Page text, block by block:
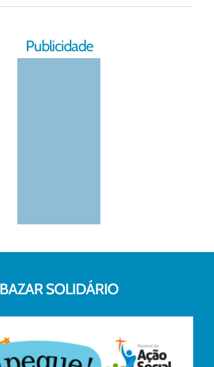
Publicidade
BAZAR SOLIDÁRIO